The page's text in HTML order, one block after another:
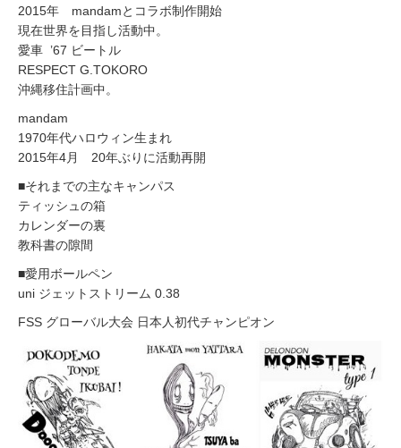
2015年 mandamとコラボ制作開始
現在世界を目指し活動中。
愛車 ’67 ビートル
RESPECT G.TOKORO
沖縄移住計画中。
mandam
1970年代ハロウィン生まれ
2015年4月 20年ぶりに活動再開
■それまでの主なキャンパス
ティッシュの箱
カレンダーの裏
教科書の隙間
■愛用ボールペン
uni ジェットストリーム 0.38
FSS グローバル大会 日本人初代チャンピオン